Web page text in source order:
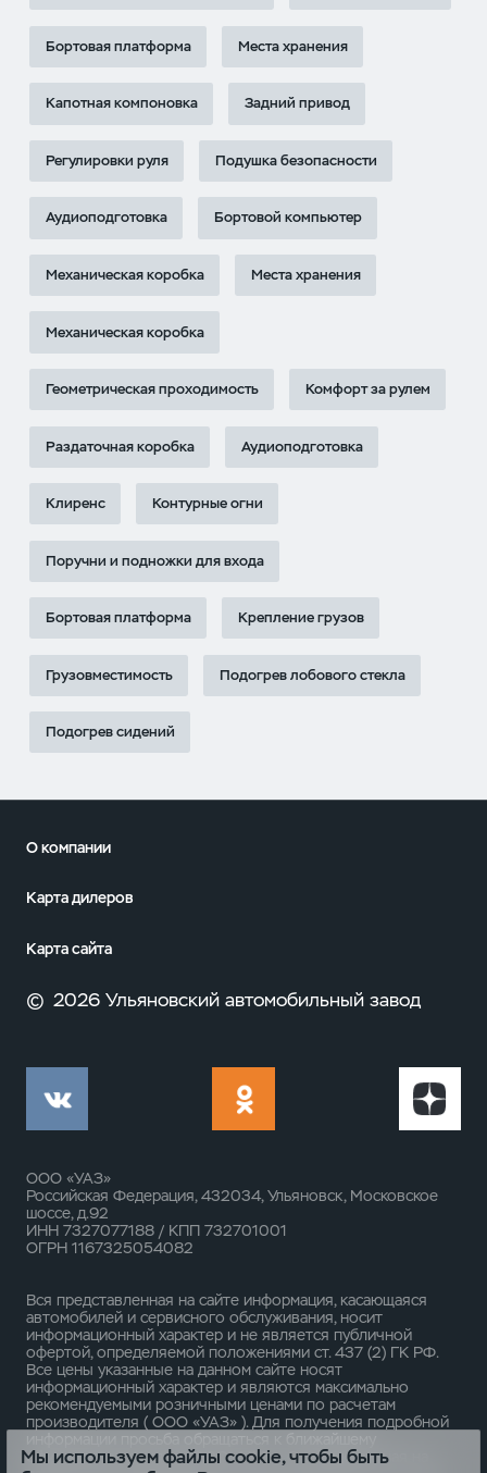
Бортовая платформа Места хранения
Капотная компоновка Задний привод
Регулировки руля Подушка безопасности
Аудиоподготовка Бортовой компьютер
Механическая коробка Места хранения
Механическая коробка
Геометрическая проходимость Комфорт за рулем
Раздаточная коробка Аудиоподготовка
Клиренс Контурные огни
Поручни и подножки для входа
Бортовая платформа Крепление грузов
Грузовместимость Подогрев лобового стекла
Подогрев сидений
О компании
Карта дилеров
Карта сайта
© 2026 Ульяновский автомобильный завод
ООО «УАЗ»
Российская Федерация, 432034, Ульяновск, Московское
шоссе, д.92
ИНН 7327077188 / КПП 732701001
ОГРН 1167325054082
Вся представленная на сайте информация, касающаяся
автомобилей и сервисного обслуживания, носит
информационный характер и не является публичной
офертой, определяемой положениями ст. 437 (2) ГК РФ.
Все цены указанные на данном сайте носят
информационный характер и являются максимально
рекомендуемыми розничными ценами по расчетам
производителя ( ООО «УАЗ» ). Для получения подробной
официальному дилеру ООО «УАЗ» . Опубликованная на
Мы используем файлы cookie, чтобы быть